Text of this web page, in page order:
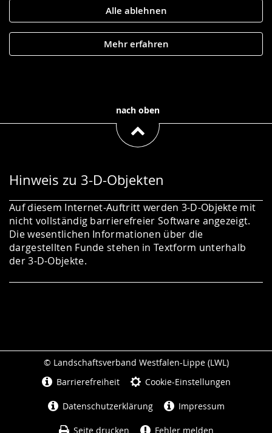
Alle ablehnen
Mehr erfahren
nach oben
Hinweis zu 3-D-Objekten
Auf diesem Internet-Auftritt werden 3-D-Objekte mit
nicht vollständig barrierefreier Software angezeigt.
Die wesentlichen Informationen über die
dargestellten Funde stehen in Textform unterhalb
der 3-D-Objekte.
© Landschaftsverband Westfalen-Lippe (LWL)
Barrierefreiheit Cookie-Einstellungen
Datenschutzerklärung Impressum
Seite drucken Fehler melden